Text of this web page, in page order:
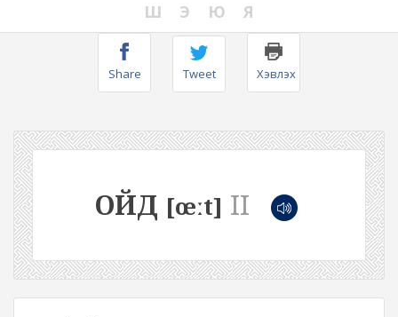
Ш
Э Ю Я
Share Tweet Хэвлэх
ОЙД [œːt] II